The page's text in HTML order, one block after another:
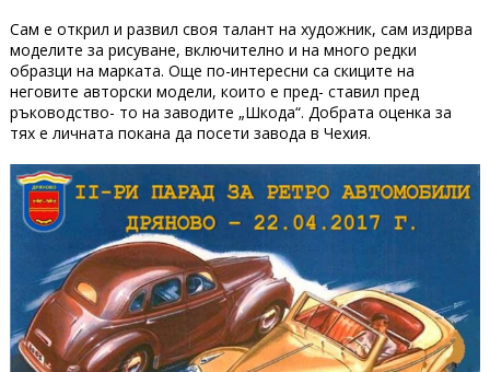
Сам е открил и развил своя талант на художник, сам издирва
моделите за рисуване, включително и на много редки
образци на марката. Още по-интересни са скиците на
неговите авторски модели, които е пред- ставил пред
ръководство- то на заводите „Шкода“. Добрата оценка за
тях е личната покана да посети завода в Чехия.